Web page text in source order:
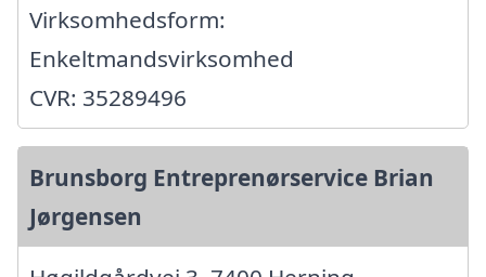
Virksomhedsform:
Enkeltmandsvirksomhed
CVR: 35289496
Brunsborg Entreprenørservice Brian
Jørgensen